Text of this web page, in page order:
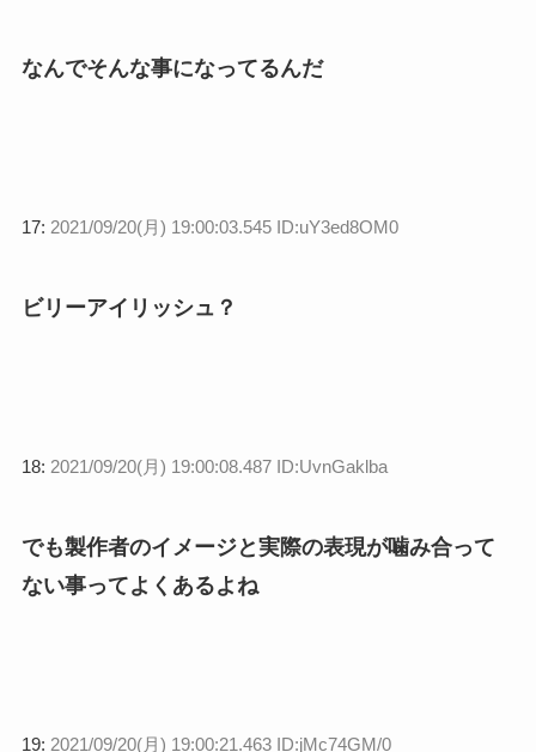
なんでそんな事になってるんだ
17: 2021/09/20(月) 19:00:03.545 ID:uY3ed8OM0
ビリーアイリッシュ？
18: 2021/09/20(月) 19:00:08.487 ID:UvnGaklba
でも製作者のイメージと実際の表現が噛み合って
ない事ってよくあるよね
19: 2021/09/20(月) 19:00:21.463 ID:jMc74GM/0